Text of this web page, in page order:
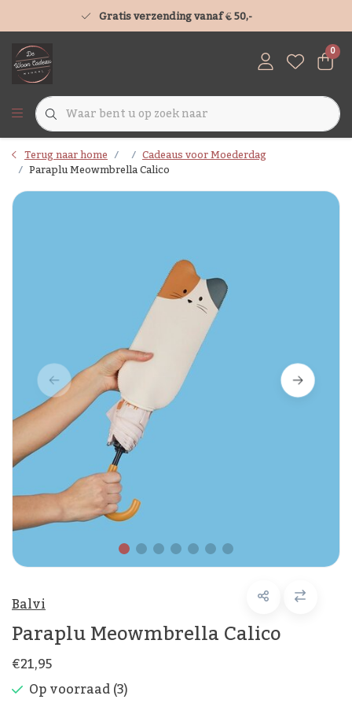
Gratis verzending vanaf € 50,-
0
Terug naar home Cadeaus voor Moederdag
Paraplu Meowmbrella Calico
Balvi
Paraplu Meowmbrella Calico
€21,95
Op voorraad (3)